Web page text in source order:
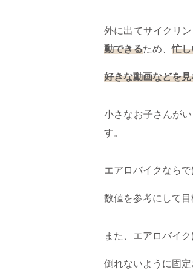
外に出てサイクリ
動できるため、忙
好きな動画などを
小さなお子さんがい
す。
エアロバイクなら
数値を参考にして
また、エアロバイ
倒れないように固定